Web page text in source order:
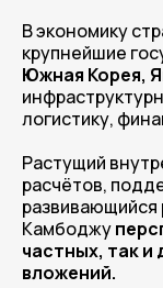
В экономику
крупнейшие
Южная Корея,
логистику,
Растущий
расчётов,
Камбоджу
частных, так
вложений.